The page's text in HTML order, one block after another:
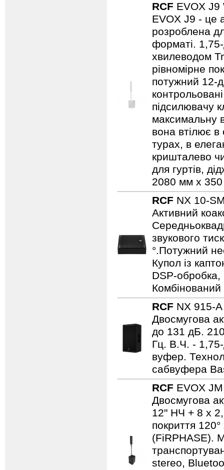
RCF EVOX
EVOX J9 - це
розроблена
форматі.
хвилеводом
рівномірне
потужний 12-
підсилювачу
максимальну
вона втілює в
турах, в
кришталево
для гуртів,
2080 мм x
RCF NX 10-
Активний
звукового
°.Потужний
Купол із
DSP-обробка,
Комбінований
RCF NX 915-
Двосмугова
до 131 дБ.
Гц. В.Ч. -
вуфер.
сабвуфера
RCF EVOX
Двосмугова
12" НЧ + 8 x
покриття
(FiRPHASE).
stereo,